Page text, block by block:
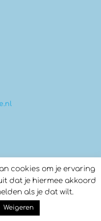
- Gebouwd door:
cookies om je ervaring
dat je hiermee akkoord
als je dat wilt.
Weigeren